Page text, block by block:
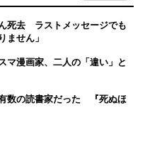
死去 ラストメッセージでも
せん」
漫画家、二人の「違い」と
数の読書家だった 『死ぬほ